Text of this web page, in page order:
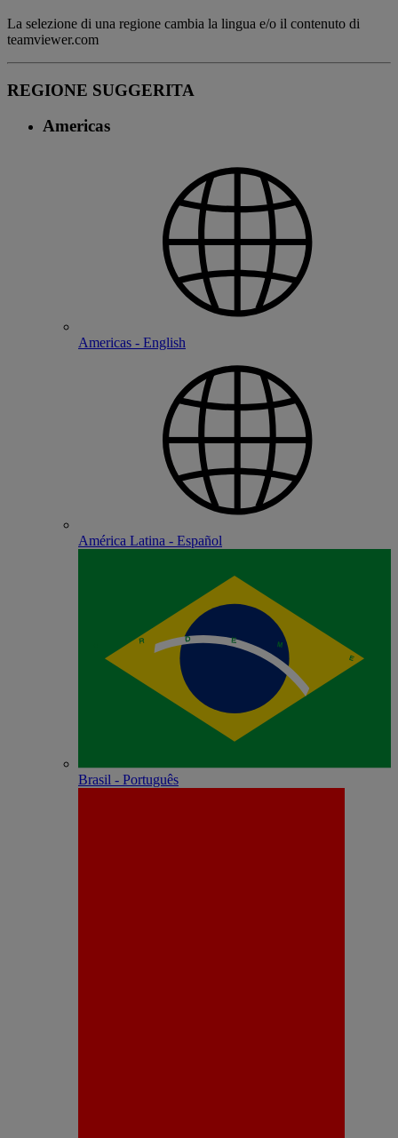
La selezione di una regione cambia la lingua e/o il contenuto di
teamviewer.com
REGIONE SUGGERITA
Americas
Americas - English
América Latina - Español
Brasil - Português